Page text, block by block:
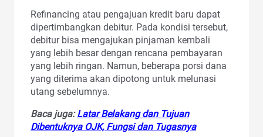
Refinancing atau pengajuan kredit baru dapat
dipertimbangkan debitur. Pada kondisi tersebut,
debitur bisa mengajukan pinjaman kembali
yang lebih besar dengan rencana pembayaran
yang lebih ringan. Namun, beberapa porsi dana
yang diterima akan dipotong untuk melunasi
utang sebelumnya.
Baca juga:Latar Belakang dan Tujuan
Dibentuknya OJK, Fungsi dan Tugasnya